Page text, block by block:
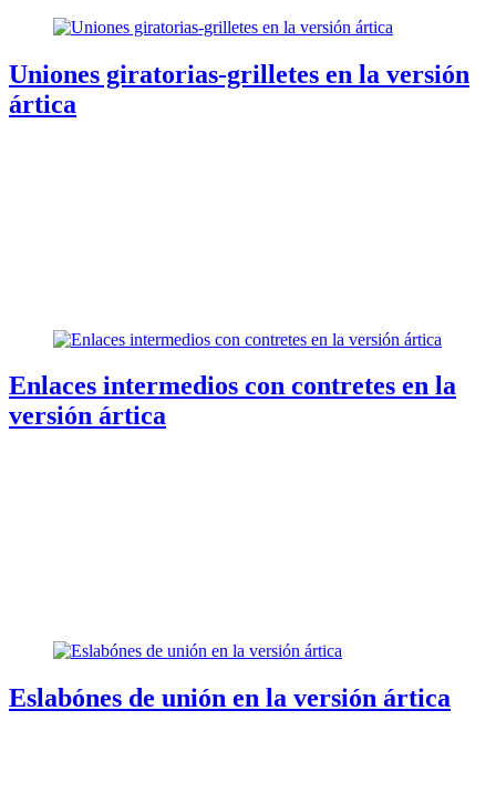
Uniones giratorias-grilletes en la versión
ártica
Enlaces intermedios con contretes en la
versión ártica
Eslabónes de unión en la versión ártica